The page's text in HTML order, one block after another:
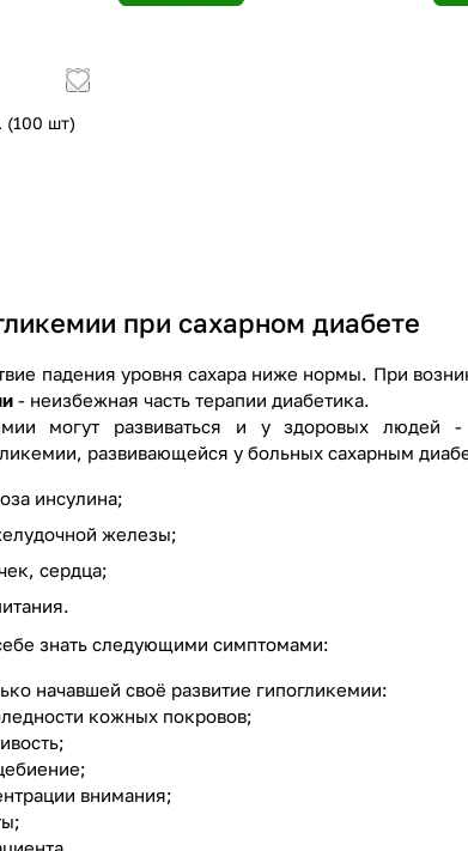
(100 шт)
при сахарном диабете
падения уровня сахара ниже нормы. При
- неизбежная часть терапии диабетика.
могут развиваться и у здоровых людей
развивающейся у больных сахарным
инсулина;
железы;
сердца;
знать следующими симптомами:
начавшей своё развитие гипогликемии:
кожных покровов;
внимания;